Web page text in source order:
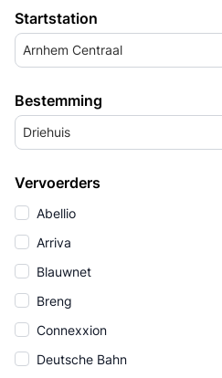
Startstation
Arnhem Centraal
Bestemming
Driehuis
Vervoerders
Abellio
Arriva
Blauwnet
Breng
Connexxion
Deutsche Bahn